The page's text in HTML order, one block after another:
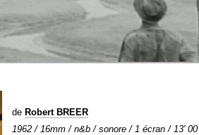
de Robert BREER
1962 / 16mm / n&b / sonore / 1 écran / 13' 00